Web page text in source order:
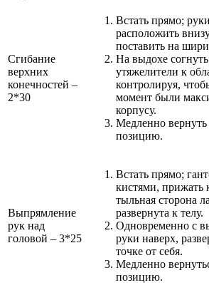
Сгибание
верхних
конечностей –
2*30
Встать прямо;
расположить
поставить на
На выдохе
утяжелители к
контролируя,
момент были
корпусу.
Медленно
позицию.
Выпрямление
рук над
головой – 3*25
Встать прямо;
кистями, прижать
тыльная сторона
развернута к телу.
Одновременно с
руки наверх,
точке от себя.
Медленно
позицию.